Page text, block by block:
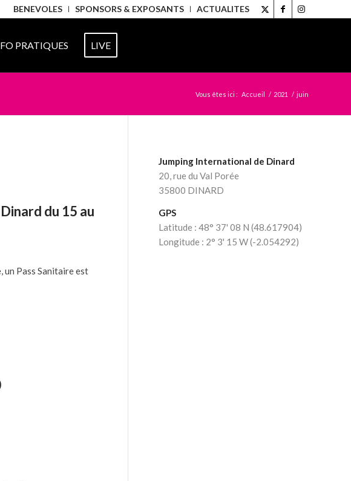
BENEVOLES SPONSORS & EXPOSANTS ACTUALITES
PRATIQUES LIVE
Vous êtes ici : Accueil / 2021 / juin
du 15 au
un Pass Sanitaire est
Jumping International de Dinard
20, rue du Val Porée
35800 DINARD
GPS
Latitude : 48° 37' 08 N (48.617904)
Longitude : 2° 3' 15 W (-2.054292)